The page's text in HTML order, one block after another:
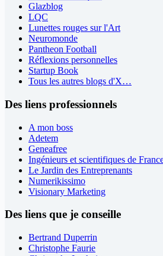
Glazblog
LQC
Lunettes rouges sur l'Art
Neuromonde
Pantheon Football
Réflexions personnelles
Startup Book
Tous les autres blogs d'X…
Des liens professionnels
A mon boss
Adetem
Geneafree
Ingénieurs et scientifiques de
Le Jardin des Entreprenants
Numerikissimo
Visionary Marketing
Des liens que je conseille
Bertrand Duperrin
Christophe Faurie